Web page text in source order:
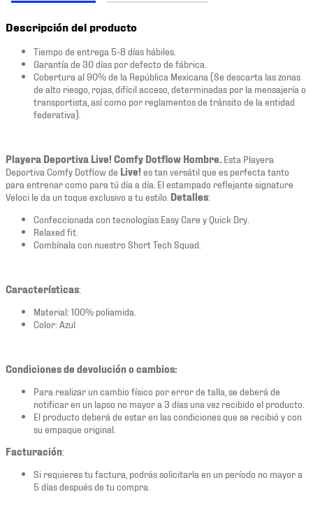
Descripción del producto
Tiempo de entrega 5-8 días hábiles.
Garantía de 30 días por defecto de fábrica.
Cobertura al 90% de la República Mexicana (Se descarta las zonas
de alto riesgo, rojas, difícil acceso, determinadas por la mensajería o
transportista, así como por reglamentos de tránsito de la entidad
federativa).
Playera Deportiva Live! Comfy Dotflow Hombre. Esta Playera
Deportiva Comfy Dotflow de Live! es tan versátil que es perfecta tanto
para entrenar como para tú día a día. El estampado reflejante signature
Veloci le da un toque exclusivo a tu estilo. Detalles:
Confeccionada con tecnologías Easy Care y Quick Dry.
Relaxed fit.
Combínala con nuestro Short Tech Squad.
Características:
Material: 100% poliamida.
Color: Azul
Condiciones de devolución o cambios:
Para realizar un cambio físico por error de talla, se deberá de
notificar en un lapso no mayor a 3 días una vez recibido el producto.
El producto deberá de estar en las condiciones que se recibió y con
su empaque original.
Facturación:
Si requieres tu factura, podrás solicitarla en un período no mayor a
5 días después de tu compra.